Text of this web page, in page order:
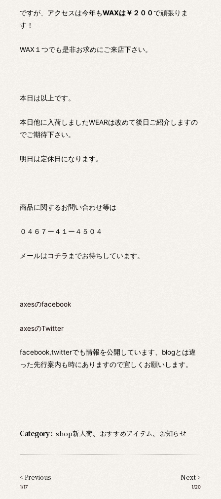
ですが、アクセスは今年もWAXは￥２００で頑張りま
す！
WAX１つでも是非お求めにご来店下さい。
本日は以上です。
本日他に入荷しましたWEARは改めて後日ご紹介しますの
でご期待下さい。
明日は定休日になります。
商品に関するお問い合わせ等は
０４６７ー４１ー４５０４
メールはコチラ までお待ちしています。
axesのfacebook
axesのTwitter
facebook,twitterでも情報を公開しています、blogとは違
った先行案内も時にありますので宜しくお願いします。
Category : shop新入荷、 おすすめアイテム、 お知らせ
< Previous
1/17
Next >
1/20